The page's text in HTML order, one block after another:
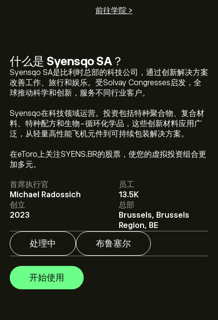
什么是 Syensqo SA ？
Syensqo SA是比利时总部的科技公司，通过创新解决方案
改善工作、旅行和娱乐。受Solvay Congresses启发，全
球推动科学和创新，服务不同行业客户。
Syensqo在科技领域运营。投资包括特种聚合物、复合材
料、特种配方和生物-循环化学品，这些创新材料应用广
泛，从轻量高性能飞机元件到可持续包装解决方案。
在eToro上关注SYENS.BR的股票，使您的虚拟投资组合更
加多元。
首席执行官
Michael Radossich
员工
13.5K
创立
2023
总部
Brussels, Brussels
Region, BE
处理中 布鲁塞尔
开始使用
前往学院 >
SYENS.BR 现价为‎€‎80.80。
Syensqo SA 的平均价格目标为‎€‎80.80。
取得详细的分析师预测及价格目标。
分析师根据市场趋势、财务报告和预期增长对Syensqo SA
的预测。查看最新预测，了解未来价格走势。
Syensqo SA 市值为 ‎€‎8.06B 美元